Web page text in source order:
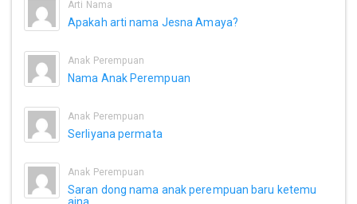
Arti Nama
Apakah arti nama Jesna Amaya?
Anak Perempuan
Nama Anak Perempuan
Anak Perempuan
Serliyana permata
Anak Perempuan
Saran dong nama anak perempuan baru ketemu